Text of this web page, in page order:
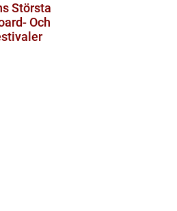
Största
Och